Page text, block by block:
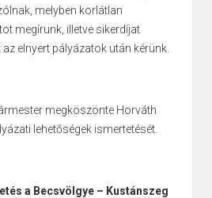
melyben korlátlan
megírunk, illetve sikerdíjat
elnyert pályázatok után kérünk.
megköszönte Horváth
lehetőségek ismertetését.
a Becsvölgye – Kustánszeg